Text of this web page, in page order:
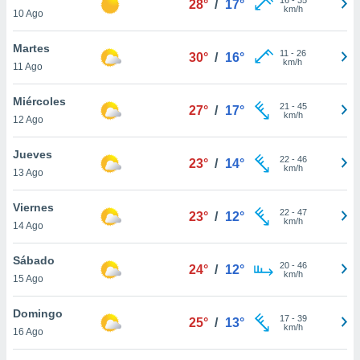
más
nuestra
y
de
disponible
cookies
aceptar
10 Ago
28° / 17°
km/h
Martes
11 Ago
30° / 16° 11 - 26
km/h
Miércoles
12 Ago
27° / 17° 21 - 45
km/h
Jueves
13 Ago
23° / 14° 22- 46
km/h
Viernes
14 Ago
23° / 12° 22- 47
km/h
Sábado
15 Ago
24° / 12° 20- 46
km/h
Domingo
16 Ago
25° / 13° 17- 39
km/h